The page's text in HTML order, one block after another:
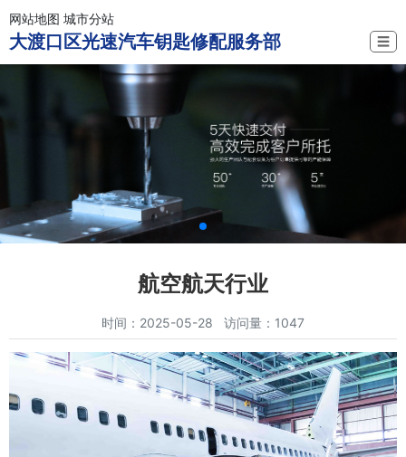
网站地图 城市分站
大渡口区光速汽车钥匙修配服务部 ☰
航空航天行业
时间：2025-05-28 访问量：1047